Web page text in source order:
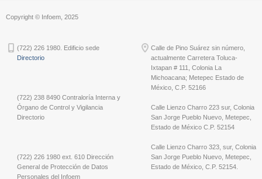
Copyright © Infoem, 2025
(722) 226 1980. Edificio sede
Directorio
(722) 238 8490 Contraloría Interna y
Órgano de Control y Vigilancia
Directorio
(722) 226 1980 ext. 610 Dirección
General de Protección de Datos
Personales del Infoem
Calle de Pino Suárez sin número,
actualmente Carretera Toluca-
Ixtapan # 111, Colonia La
Michoacana; Metepec Estado de
México, C.P. 52166
Calle Lienzo Charro 223 sur, Colonia
San Jorge Pueblo Nuevo, Metepec,
Estado de México C.P. 52154
Calle Lienzo Charro 323, sur, Colonia
San Jorge Pueblo Nuevo, Metepec,
Estado de México, C.P. 52154.